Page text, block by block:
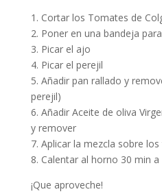
1. Cortar los Tomates de
2. Poner en una bandeja
3. Picar el ajo
4. Picar el perejil
5. Añadir pan rallado y
perejil)
6. Añadir Aceite de oliva
y remover
7. Aplicar la mezcla sobre
8. Calentar al horno 30 min a
¡Que aproveche!